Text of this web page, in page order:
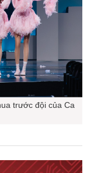
trước đội của Ca